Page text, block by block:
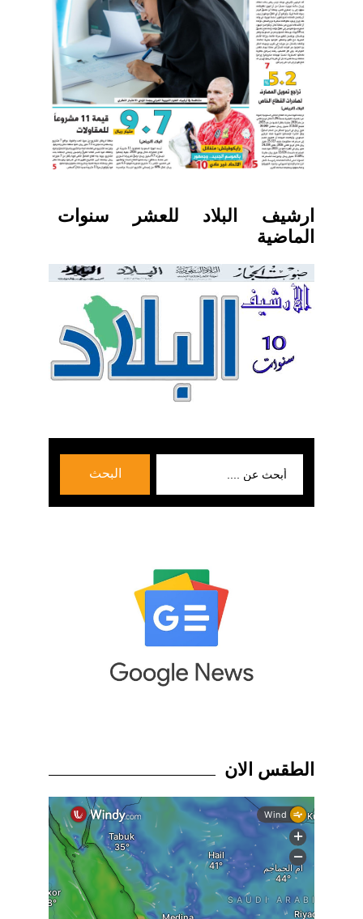
ارشيف البلاد للعشر سنوات
الماضية
البحث
الطقس الان